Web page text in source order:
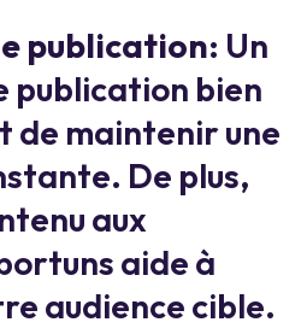
publication: Un
publication bien
de maintenir une
De plus,
aux
aide à
audience cible.